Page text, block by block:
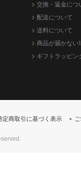
交換・返金につ
配送について
送料について
商品が届かない
ギフトラッピン
定商取引に基づく表示